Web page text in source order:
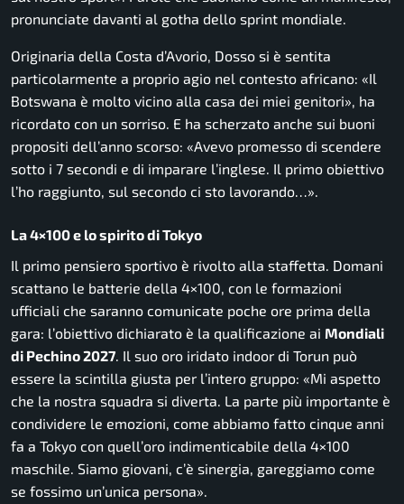
pronunciate davanti al gotha dello sprint mondiale.
Originaria della Costa d’Avorio, Dosso si è sentita
particolarmente a proprio agio nel contesto africano: «Il
Botswana è molto vicino alla casa dei miei genitori», ha
ricordato con un sorriso. E ha scherzato anche sui buoni
propositi dell’anno scorso: «Avevo promesso di scendere
sotto i 7 secondi e di imparare l’inglese. Il primo obiettivo
l’ho raggiunto, sul secondo ci sto lavorando…».
La 4×100 e lo spirito di Tokyo
Il primo pensiero sportivo è rivolto alla staffetta. Domani
scattano le batterie della 4×100, con le formazioni
ufficiali che saranno comunicate poche ore prima della
gara: l’obiettivo dichiarato è la qualificazione ai Mondiali
di Pechino 2027. Il suo oro iridato indoor di Torun può
essere la scintilla giusta per l’intero gruppo: «Mi aspetto
che la nostra squadra si diverta. La parte più importante è
condividere le emozioni, come abbiamo fatto cinque anni
fa a Tokyo con quell’oro indimenticabile della 4×100
maschile. Siamo giovani, c’è sinergia, gareggiamo come
se fossimo un’unica persona».